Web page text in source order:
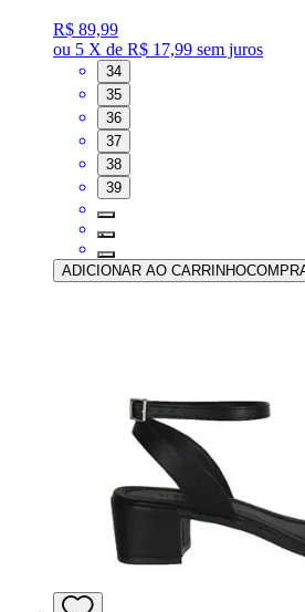
R$ 89,99
ou 5 X de R$ 17,99 sem juros
34
35
36
37
38
39
ADICIONAR AO CARRINHO